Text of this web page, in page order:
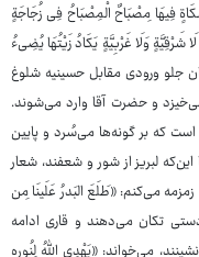
فِیهَا مِصْبَاحٌ الْمِصْبَاحُ فِی زُجَاجَةٍ
شَرْقِیَّةٍ وَلَا غَرْبِیَّةٍ یَکَادُ زَیْتُهَا یُضِیءُ
جلو ورودی مقابل حسینیه شلوغ
و حضرت آقا وارد می‌شوند.
که بر گونه‌ها می‌سُرد و پایین
لبریز از شور و شعفند، شعار
می‌کنم: «طَلَعَ البَدرُ عَلَینَا مِن
دستی تکان می‌دهند و قاری ادامه